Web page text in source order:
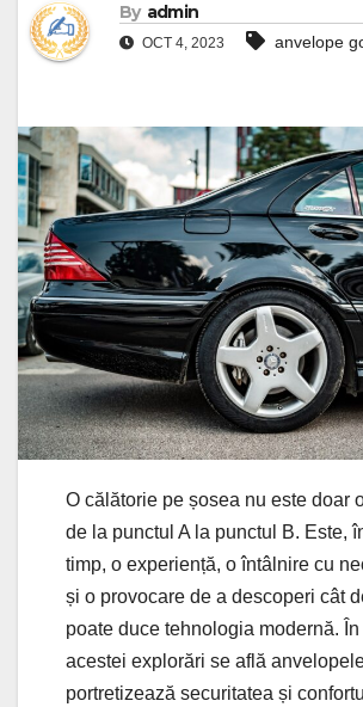
By admin
OCT 4, 2023 anvelope
O călătorie pe șosea nu este doar
de la punctul A la punctul B. Este,
timp, o experiență, o întâlnire cu
și o provocare de a descoperi cât
poate duce tehnologia modernă.
acestei explorări se află
portretizează securitatea și